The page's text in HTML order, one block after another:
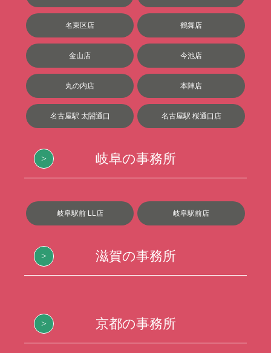
名東区店 鶴舞店
金山店 今池店
丸の内店 本陣店
名古屋駅 太閤通口 名古屋駅 桜通口店
岐阜の事務所
岐阜駅前 LL店 岐阜駅前店
滋賀の事務所
京都の事務所